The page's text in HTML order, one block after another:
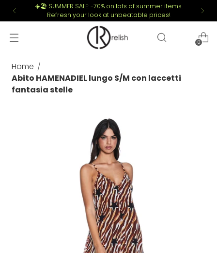
☀️🏖️ SUMMER SALE: -70% on lots of summer items.
Refresh your look at unbeatable prices!
0
Home
Abito HAMENADIEL lungo S/M con laccetti
fantasia stelle